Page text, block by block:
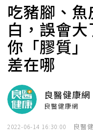
吃豬腳、
白，誤會
你「膠質」
差在哪
良醫健康網
良醫健康網
2022-06-14 16:30:00 良醫